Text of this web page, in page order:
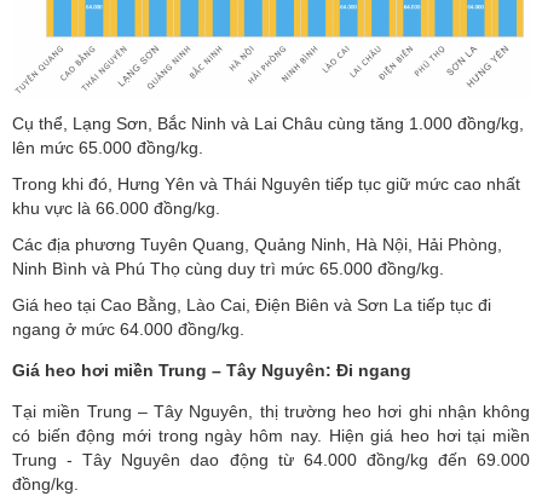
Cụ thể, Lạng Sơn, Bắc Ninh và Lai Châu cùng tăng 1.000 đồng/kg,
lên mức 65.000 đồng/kg.
Trong khi đó, Hưng Yên và Thái Nguyên tiếp tục giữ mức cao nhất
khu vực là 66.000 đồng/kg.
Các địa phương Tuyên Quang, Quảng Ninh, Hà Nội, Hải Phòng,
Ninh Bình và Phú Thọ cùng duy trì mức 65.000 đồng/kg.
Giá heo tại Cao Bằng, Lào Cai, Điện Biên và Sơn La tiếp tục đi
ngang ở mức 64.000 đồng/kg.
Giá heo hơi miền Trung – Tây Nguyên: Đi ngang
Tại miền Trung – Tây Nguyên, thị trường heo hơi ghi nhận không
có biến động mới trong ngày hôm nay. Hiện giá heo hơi tại miền
Trung - Tây Nguyên dao động từ 64.000 đồng/kg đến 69.000
đồng/kg.